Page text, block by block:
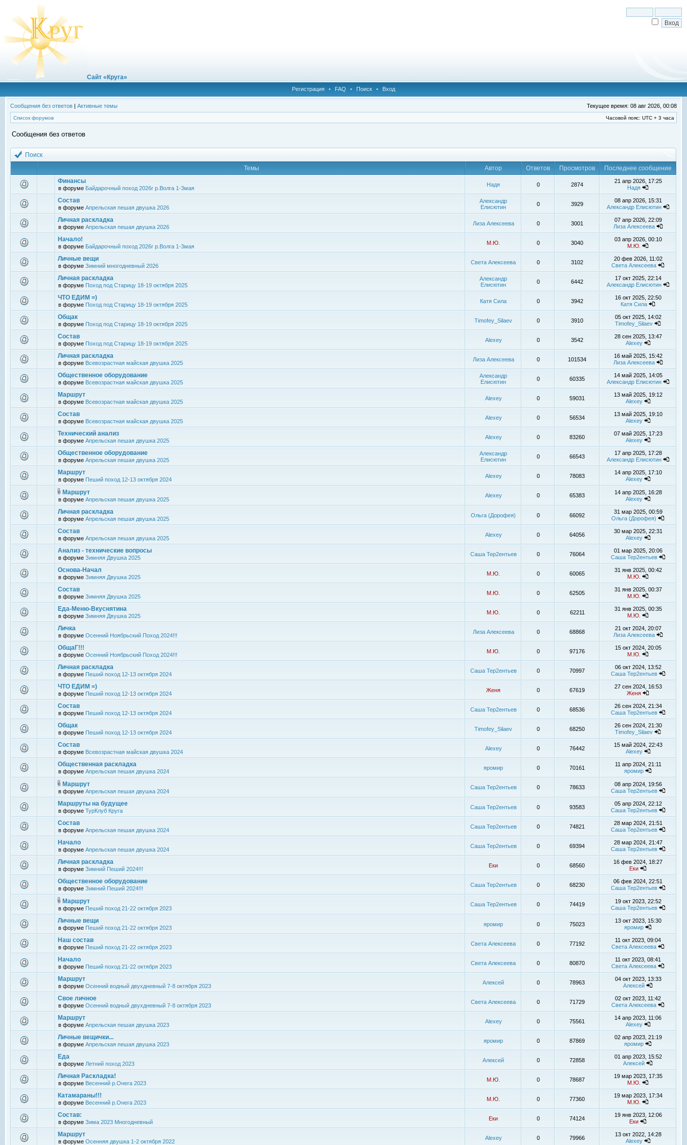
Сайт «Круга»
Регистрация • FAQ • Поиск • Вход
Сообщения без ответов | Активные темы Текущее время: 08 авг 2026, 00:08
Список форумов Часовой пояс: UTC + 3 часа
Сообщения без ответов
Поиск
Темы
Автор Ответов Просмотров
Последнее сообщение
Финансы
в форуме Байдарочный поход 2026г р.Волга 1-3мая
Надя 0 2874
21 апр 2026, 17:25
Надя
Состав
в форуме Апрельская пешая двушка 2026
Александр
Елисютин
0 3929
08 апр 2026, 15:31
Александр Елисютин
Личная раскладка
в форуме Апрельская пешая двушка 2026
Лиза Алексеева 0 3001
07 апр 2026, 22:09
Лиза Алексеева
Начало!
в форуме Байдарочный поход 2026г р.Волга 1-3мая
М.Ю. 0 3040
03 апр 2026, 00:10
М.Ю.
Личные вещи
в форуме Зимний многодневный 2026
Света Алексеева 0 3102
20 фев 2026, 11:02
Света Алексеева
Личная раскладка
в форуме Поход под Старицу 18-19 октября 2025
Александр
Елисютин
0 6442
17 окт 2025, 22:14
Александр Елисютин
ЧТО ЕДИМ =)
в форуме Поход под Старицу 18-19 октября 2025
Катя Сила 0 3942
16 окт 2025, 22:50
Катя Сила
Общак
в форуме Поход под Старицу 18-19 октября 2025
Timofey_Silaev 0 3910
05 окт 2025, 14:02
Timofey_Silaev
Состав
в форуме Поход под Старицу 18-19 октября 2025
Alexey 0 3542
28 сен 2025, 13:47
Alexey
Личная раскладка
в форуме Всевозрастная майская двушка 2025
Лиза Алексеева 0 101534
16 май 2025, 15:42
Лиза Алексеева
Общественное оборудование
в форуме Всевозрастная майская двушка 2025
Александр
Елисютин
0 60335
14 май 2025, 14:05
Александр Елисютин
Маршрут
в форуме Всевозрастная майская двушка 2025
Alexey 0 59031
13 май 2025, 19:12
Alexey
Состав
в форуме Всевозрастная майская двушка 2025
Alexey 0 56534
13 май 2025, 19:10
Alexey
Технический анализ
в форуме Апрельская пешая двушка 2025
Alexey 0 83260
07 май 2025, 17:23
Alexey
Общественное оборудование
в форуме Апрельская пешая двушка 2025
Александр
Елисютин
0 66543
17 апр 2025, 17:28
Александр Елисютин
Маршрут
в форуме Пеший поход 12-13 октября 2024
Alexey 0 78083
14 апр 2025, 17:10
Alexey
Маршрут
в форуме Апрельская пешая двушка 2025
Alexey 0 65383
14 апр 2025, 16:28
Alexey
Личная раскладка
в форуме Апрельская пешая двушка 2025
Ольга (Дорофея) 0 66092
31 мар 2025, 00:59
Ольга (Дорофея)
Состав
в форуме Апрельская пешая двушка 2025
Alexey 0 64056
30 мар 2025, 22:31
Alexey
Анализ - технические вопросы
в форуме Зимняя Двушка 2025
Саша Тер2ентьев 0 76064
01 мар 2025, 20:06
Саша Тер2ентьев
Основа-Начал
в форуме Зимняя Двушка 2025
М.Ю. 0 60065
31 янв 2025, 00:42
М.Ю.
Состав
в форуме Зимняя Двушка 2025
М.Ю. 0 62505
31 янв 2025, 00:37
М.Ю.
Еда-Меню-Вкуснятина
в форуме Зимняя Двушка 2025
М.Ю. 0 62211
31 янв 2025, 00:35
М.Ю.
Личка
в форуме Осенний Ноябрьский Поход 2024!!!
Лиза Алексеева 0 68868
21 окт 2024, 20:07
Лиза Алексеева
ОбщаГ!!!
в форуме Осенний Ноябрьский Поход 2024!!!
М.Ю. 0 97176
15 окт 2024, 20:05
М.Ю.
Личная раскладка
в форуме Пеший поход 12-13 октября 2024
Саша Тер2ентьев 0 70997
06 окт 2024, 13:52
Саша Тер2ентьев
ЧТО ЕДИМ =)
в форуме Пеший поход 12-13 октября 2024
Женя 0 67619
27 сен 2024, 16:53
Женя
Состав
в форуме Пеший поход 12-13 октября 2024
Саша Тер2ентьев 0 68536
26 сен 2024, 21:34
Саша Тер2ентьев
Общак
в форуме Пеший поход 12-13 октября 2024
Timofey_Silaev 0 68250
26 сен 2024, 21:30
Timofey_Silaev
Состав
в форуме Всевозрастная майская двушка 2024
Alexey 0 76442
15 май 2024, 22:43
Alexey
Общественная раскладка
в форуме Апрельская пешая двушка 2024
яромир 0 70161
11 апр 2024, 21:11
яромир
Маршрут
в форуме Апрельская пешая двушка 2024
Саша Тер2ентьев 0 78633
08 апр 2024, 19:56
Саша Тер2ентьев
Маршруты на будущее
в форуме ТурКлуб Круга
Саша Тер2ентьев 0 93583
05 апр 2024, 22:12
Саша Тер2ентьев
Состав
в форуме Апрельская пешая двушка 2024
Саша Тер2ентьев 0 74821
28 мар 2024, 21:51
Саша Тер2ентьев
Начало
в форуме Апрельская пешая двушка 2024
Саша Тер2ентьев 0 69394
28 мар 2024, 21:47
Саша Тер2ентьев
Личная раскладка
в форуме Зимний Пеший 2024!!!
Еки 0 68560
16 фев 2024, 18:27
Еки
Общественное оборудование
в форуме Зимний Пеший 2024!!!
Саша Тер2ентьев 0 68230
06 фев 2024, 22:51
Саша Тер2ентьев
Маршрут
в форуме Пеший поход 21-22 октября 2023
Саша Тер2ентьев 0 74419
19 окт 2023, 22:52
Саша Тер2ентьев
Личные вещи
в форуме Пеший поход 21-22 октября 2023
яромир 0 75023
13 окт 2023, 15:30
яромир
Наш состав
в форуме Пеший поход 21-22 октября 2023
Света Алексеева 0 77192
11 окт 2023, 09:04
Света Алексеева
Начало
в форуме Пеший поход 21-22 октября 2023
Света Алексеева 0 80870
11 окт 2023, 08:41
Света Алексеева
Маршрут
в форуме Осенний водный двухдневный 7-8 октября 2023
Алексей 0 78963
04 окт 2023, 13:33
Алексей
Свое личное
в форуме Осенний водный двухдневный 7-8 октября 2023
Света Алексеева 0 71729
02 окт 2023, 11:42
Света Алексеева
Маршрут
в форуме Апрельская пешая двушка 2023
Alexey 0 75561
14 апр 2023, 11:06
Alexey
Личные вещички...
в форуме Апрельская пешая двушка 2023
яромир 0 87869
02 апр 2023, 21:19
яромир
Еда
в форуме Летний поход 2023
Алексей 0 72858
01 апр 2023, 15:52
Алексей
Личная Раскладка!
в форуме Весенний р.Онега 2023
М.Ю. 0 78687
19 мар 2023, 17:35
М.Ю.
Катамараны!!!
в форуме Весенний р.Онега 2023
М.Ю. 0 77360
19 мар 2023, 17:34
М.Ю.
Состав:
в форуме Зима 2023 Многодневный
Еки 0 74124
19 янв 2023, 12:06
Еки
Маршрут
в форуме Осенняя двушка 1-2 октября 2022
Alexey 0 79966
13 окт 2022, 14:28
Alexey